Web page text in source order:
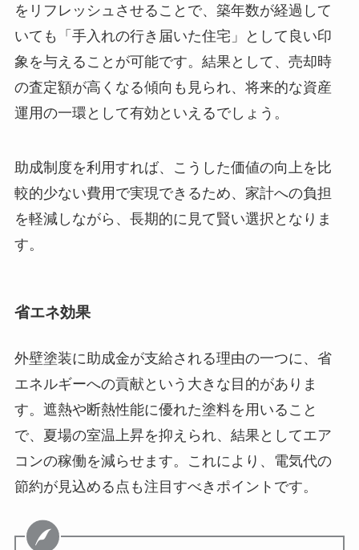
をリフレッシュさせることで、築年数が経過して
いても「手入れの行き届いた住宅」として良い印
象を与えることが可能です。結果として、売却時
の査定額が高くなる傾向も見られ、将来的な資産
運用の一環として有効といえるでしょう。
助成制度を利用すれば、こうした価値の向上を比
較的少ない費用で実現できるため、家計への負担
を軽減しながら、長期的に見て賢い選択となりま
す。
省エネ効果
外壁塗装に助成金が支給される理由の一つに、省
エネルギーへの貢献という大きな目的がありま
す。遮熱や断熱性能に優れた塗料を用いること
で、夏場の室温上昇を抑えられ、結果としてエア
コンの稼働を減らせます。これにより、電気代の
節約が見込める点も注目すべきポイントです。